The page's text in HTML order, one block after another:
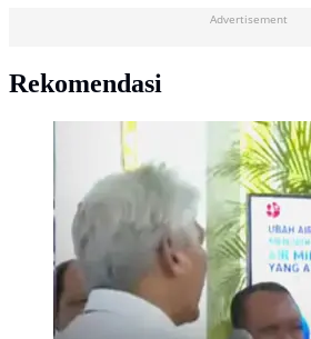
Advertisement
Rekomendasi